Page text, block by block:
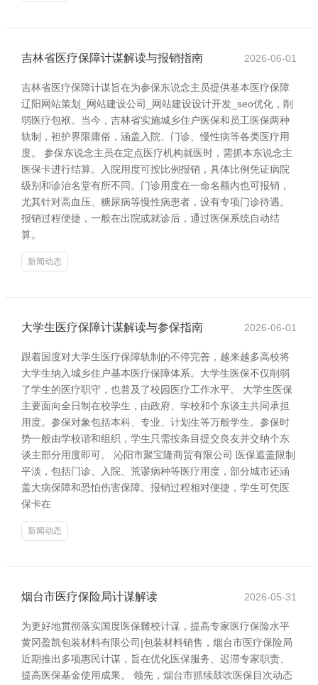
吉林省医疗保障计谋解读与报销指南 2026-06-01
吉林省医疗保障计谋旨在为参保东说念主员提供基本医疗保障
辽阳网站策划_网站建设公司_网站建设设计开发_seo优化，削
弱医疗包袱。当今，吉林省实施城乡住户医保和员工医保两种
轨制，袒护界限庸俗，涵盖入院、门诊、慢性病等各类医疗用
度。 参保东说念主员在定点医疗机构就医时，需抓本东说念主
医保卡进行结算。入院用度可按比例报销，具体比例凭证病院
级别和诊治名堂有所不同。门诊用度在一命名额内也可报销，
尤其针对高血压、糖尿病等慢性病患者，设有专项门诊待遇。
报销过程便捷，一般在出院或就诊后，通过医保系统自动结
算。
新闻动态
大学生医疗保障计谋解读与参保指南 2026-06-01
跟着国度对大学生医疗保障轨制的不停完善，越来越多高校将
大学生纳入城乡住户基本医疗保障体系。大学生医保不仅削弱
了学生的医疗职守，也普及了校园医疗工作水平。 大学生医保
主要面向全日制在校学生，由政府、学校和个东谈主共同承担
用度。参保对象包括本科、专业、计划生等万般学生。参保时
势一般由学校谐和组织，学生只需按条目提交良友并交纳个东
谈主部分用度即可。 沁阳市聚宝隆商贸有限公司 医保遮盖限制
平淡，包括门诊、入院、荒谬病种等医疗用度，部分城市还涵
盖大病保障和恐怕伤害保障。报销过程相对便捷，学生可凭医
保卡在
新闻动态
烟台市医疗保险局计谋解读 2026-05-31
为更好地贯彻落实国度医保雠校计谋，提高专家医疗保险水平
黄冈盈凯包装材料有限公司|包装材料销售，烟台市医疗保险局
近期推出多项惠民计谋，旨在优化医保服务、迟滞专家职责、
提高医保基金使用成果。 领先，烟台市抓续鼓吹医保目次动态